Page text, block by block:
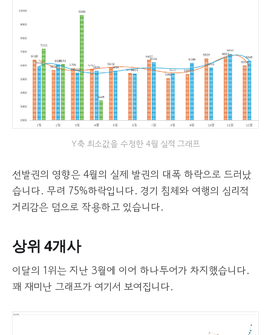
Y축 최소값을 수정한 4월 실적 그래프
선발권의 영향은 4월의 실제 발권의 대폭 하락으로 드러났
습니다. 무려 75%하락입니다. 경기 침체와 여행의 심리적
거리감은 덤으로 작용하고 있습니다.
상위 4개사
이달의 1위는 지난 3월에 이어 하나투어가 차지했습니다.
꽤 재미난 그래프가 여기서 보여집니다.